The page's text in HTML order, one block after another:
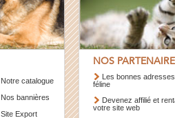
Notre catalogue
Nos bannières
Site Export
NOS
Les bonnes
féline
Devenez affilié et
votre site web